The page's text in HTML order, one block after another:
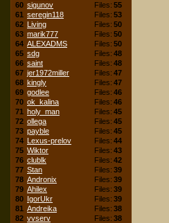
60 sigunov Files: 55
61 seregin118 Files: 53
62 Living Files: 50
63 marik777 Files: 50
64 ALEXADMS Files: 50
65 sdg Files: 48
66 saint Files: 48
67 jer1972miller Files: 47
68 kingly Files: 47
69 godlee Files: 46
70 ok_kalina Files: 46
71 holy_man Files: 45
72 ollega Files: 45
73 payble Files: 45
74 Lexus-prelov Files: 44
75 Wiktor Files: 43
76 clublk Files: 42
77 Stan Files: 39
78 Andronix Files: 39
79 Ahilex Files: 39
80 IgorUkr Files: 39
81 Andreika Files: 38
82 vvserv Files: 38